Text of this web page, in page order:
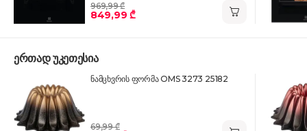
969,99 ₾
849,99 ₾
ერთად უკეთესია
ნამცხვრის ფორმა OMS 3273 25182
69,99 ₾